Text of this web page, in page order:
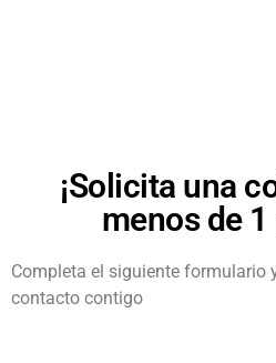
¡Solicita una
menos de
Completa el siguiente formulario
contacto contigo